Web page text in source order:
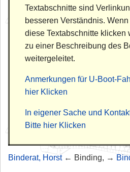
Textabschnitte sind
besseren Verständnis.
diese Textabschnitte klicken
zu einer Beschreibung des
weitergeleitet.
Anmerkungen für U-Boot-
hier Klicken
In eigener Sache und
Bitte hier Klicken
Binderat, Horst← Binding, →